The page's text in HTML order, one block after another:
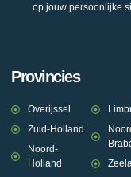
op jouw persoonlijke
Provincies
Overijssel
Zuid-Holland
Noord-
Holland